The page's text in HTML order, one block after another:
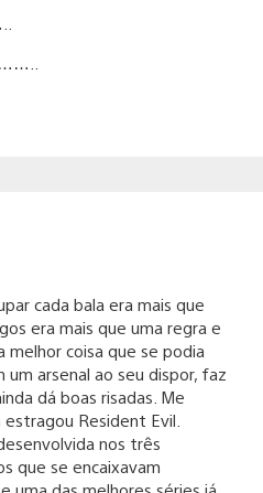
cada bala era mais que
era mais que uma regra e
melhor coisa que se podia
arsenal ao seu dispor, faz
dá boas risadas. Me
Resident Evil.
nos três
que se encaixavam